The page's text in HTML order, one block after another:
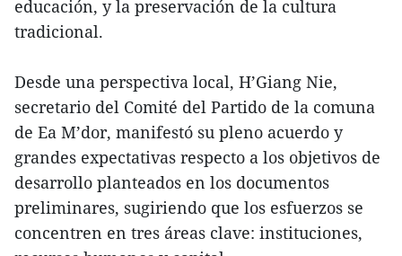
educación, y la preservación de la cultura
tradicional.
Desde una perspectiva local, H’Giang Nie,
secretario del Comité del Partido de la comuna
de Ea M’dor, manifestó su pleno acuerdo y
grandes expectativas respecto a los objetivos de
desarrollo planteados en los documentos
preliminares, sugiriendo que los esfuerzos se
concentren en tres áreas clave: instituciones,